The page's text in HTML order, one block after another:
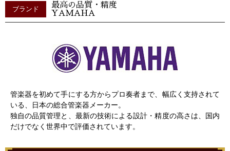
ブランド
最高の品質・精度
YAMAHA
管楽器を初めて手にする方からプロ奏者まで、幅広く支持されて
いる、日本の総合管楽器メーカー。
独自の品質管理と、最新の技術による設計・精度の高さは、国内
だけでなく世界中で評価されています。